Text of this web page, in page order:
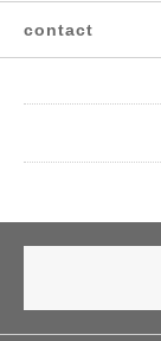
contact